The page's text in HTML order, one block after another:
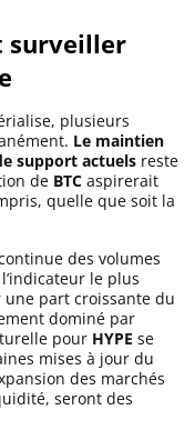
surveiller
plusieurs
Le maintien
support actuels reste
de BTC aspirerait
quelle que soit la
des volumes
le plus
part croissante du
dominé par
pour HYPE se
mises à jour du
des marchés
seront des